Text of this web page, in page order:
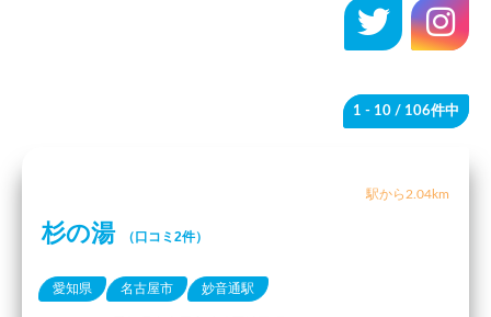
1 - 10 / 106件中
駅から2.04km
杉の湯 （口コミ2件）
愛知県 名古屋市 妙音通駅